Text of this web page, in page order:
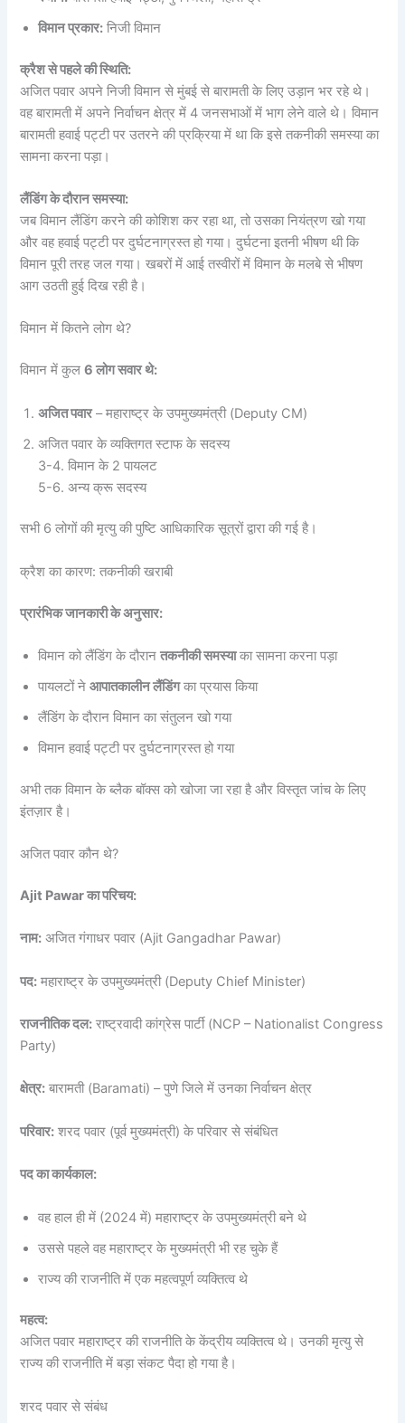
विमान प्रकार: निजी विमान
क्रैश से पहले की स्थिति:
अजित पवार अपने निजी विमान से मुंबई से बारामती के लिए उड़ान भर रहे थे।
वह बारामती में अपने निर्वाचन क्षेत्र में 4 जनसभाओं में भाग लेने वाले थे। विमान
बारामती हवाई पट्टी पर उतरने की प्रक्रिया में था कि इसे तकनीकी समस्या का
सामना करना पड़ा।
लैंडिंग के दौरान समस्या:
जब विमान लैंडिंग करने की कोशिश कर रहा था, तो उसका नियंत्रण खो गया
और वह हवाई पट्टी पर दुर्घटनाग्रस्त हो गया। दुर्घटना इतनी भीषण थी कि
विमान पूरी तरह जल गया। खबरों में आई तस्वीरों में विमान के मलबे से भीषण
आग उठती हुई दिख रही है।
विमान में कितने लोग थे?
विमान में कुल6 लोग सवार थे:
अजित पवार– महाराष्ट्र के उपमुख्यमंत्री (Deputy CM)
अजित पवार के व्यक्तिगत स्टाफ के सदस्य
3-4. विमान के 2 पायलट
5-6. अन्य क्रू सदस्य
सभी 6 लोगों की मृत्यु की पुष्टि आधिकारिक सूत्रों द्वारा की गई है।
क्रैश का कारण: तकनीकी खराबी
प्रारंभिक जानकारी के अनुसार:
विमान को लैंडिंग के दौरानतकनीकी समस्याका सामना करना पड़ा
पायलटों नेआपातकालीन लैंडिंगका प्रयास किया
लैंडिंग के दौरान विमान का संतुलन खो गया
विमान हवाई पट्टी पर दुर्घटनाग्रस्त हो गया
अभी तक विमान के ब्लैक बॉक्स को खोजा जा रहा है और विस्तृत जांच के लिए
इंतज़ार है।
अजित पवार कौन थे?
Ajit Pawar का परिचय:
नाम: अजित गंगाधर पवार (Ajit Gangadhar Pawar)
पद: महाराष्ट्र के उपमुख्यमंत्री (Deputy Chief Minister)
राजनीतिक दल: राष्ट्रवादी कांग्रेस पार्टी (NCP – Nationalist Congress
Party)
क्षेत्र: बारामती (Baramati) – पुणे जिले में उनका निर्वाचन क्षेत्र
परिवार: शरद पवार (पूर्व मुख्यमंत्री) के परिवार से संबंधित
पद का कार्यकाल:
वह हाल ही में (2024 में) महाराष्ट्र के उपमुख्यमंत्री बने थे
उससे पहले वह महाराष्ट्र के मुख्यमंत्री भी रह चुके हैं
राज्य की राजनीति में एक महत्वपूर्ण व्यक्तित्व थे
महत्व:
अजित पवार महाराष्ट्र की राजनीति के केंद्रीय व्यक्तित्व थे। उनकी मृत्यु से
राज्य की राजनीति में बड़ा संकट पैदा हो गया है।
शरद पवार से संबंध